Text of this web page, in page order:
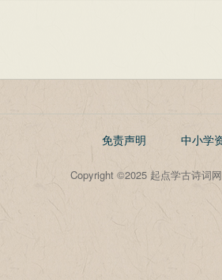
免责声明 中小学
Copyright ©2025 起点学古诗词